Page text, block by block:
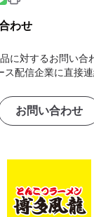
わせ
に対するお問い合
ス配信企業に直接連
お問い合わせ